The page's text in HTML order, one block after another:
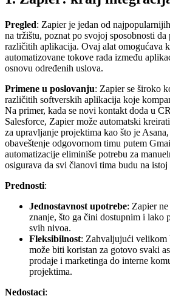
Pregled: Zapier je jedan od
na tržištu, poznat po svojoj sposobnosti
različitih aplikacija. Ovaj alat omogućava
automatizovane tokove rada između
osnovu određenih uslova.
Primene u poslovanju: Zapier se široko
različitih softverskih aplikacija koje
Na primer, kada se novi kontakt doda u
Salesforce, Zapier može automatski
za upravljanje projektima kao što je
obaveštenje odgovornom timu putem
automatizacije eliminiše potrebu za
osigurava da svi članovi tima budu na istoj
Prednosti:
Jednostavnost upotrebe: Zapier
znanje, što ga čini dostupnim i lako
svih nivoa.
Fleksibilnost: Zahvaljujući velikom
može biti koristan za gotovo svaki
prodaje i marketinga do interne
projektima.
Nedostaci: